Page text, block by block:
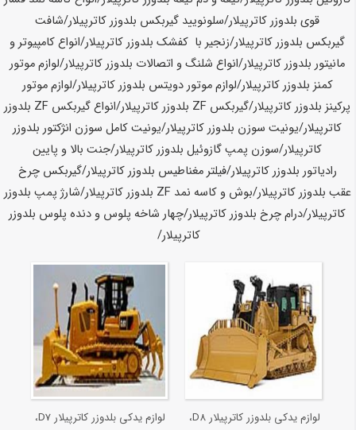
لوازم یدکی بلدوزر کاترپیلار D8،
لوازم یدکی بلدوزر کاترپیلار D7،